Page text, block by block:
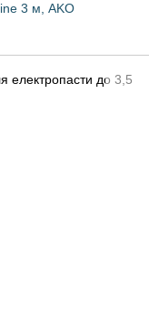
3 м, AKO